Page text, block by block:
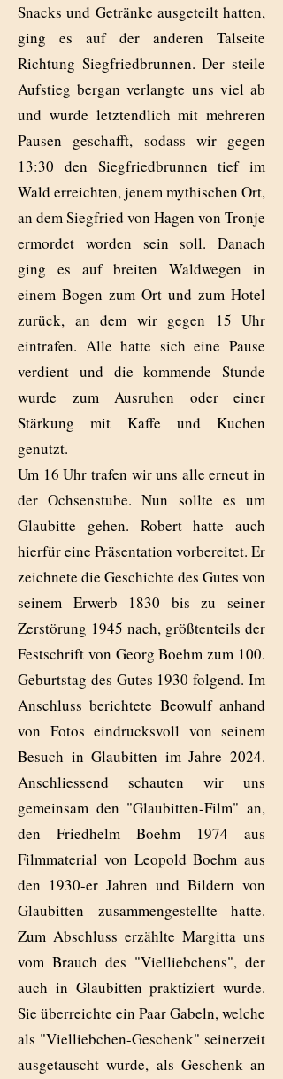
Snacks und Getränke ausgeteilt hatten,
ging es auf der anderen Talseite
Richtung Siegfriedbrunnen. Der steile
Aufstieg bergan verlangte uns viel ab
und wurde letztendlich mit mehreren
Pausen geschafft, sodass wir gegen
13:30 den Siegfriedbrunnen tief im
Wald erreichten, jenem mythischen Ort,
an dem Siegfried von Hagen von Tronje
ermordet worden sein soll. Danach
ging es auf breiten Waldwegen in
einem Bogen zum Ort und zum Hotel
zurück, an dem wir gegen 15 Uhr
eintrafen. Alle hatte sich eine Pause
verdient und die kommende Stunde
wurde zum Ausruhen oder einer
Stärkung mit Kaffe und Kuchen
genutzt.
Um 16 Uhr trafen wir uns alle erneut in
der Ochsenstube. Nun sollte es um
Glaubitte gehen. Robert hatte auch
hierfür eine Präsentation vorbereitet. Er
zeichnete die Geschichte des Gutes von
seinem Erwerb 1830 bis zu seiner
Zerstörung 1945 nach, größtenteils der
Festschrift von Georg Boehm zum 100.
Geburtstag des Gutes 1930 folgend. Im
Anschluss berichtete Beowulf anhand
von Fotos eindrucksvoll von seinem
Besuch in Glaubitten im Jahre 2024.
Anschliessend schauten wir uns
gemeinsam den "Glaubitten-Film" an,
den Friedhelm Boehm 1974 aus
Filmmaterial von Leopold Boehm aus
den 1930-er Jahren und Bildern von
Glaubitten zusammengestellte hatte.
Zum Abschluss erzählte Margitta uns
vom Brauch des "Vielliebchens", der
auch in Glaubitten praktiziert wurde.
Sie überreichte ein Paar Gabeln, welche
als "Vielliebchen-Geschenk" seinerzeit
ausgetauscht wurde, als Geschenk an